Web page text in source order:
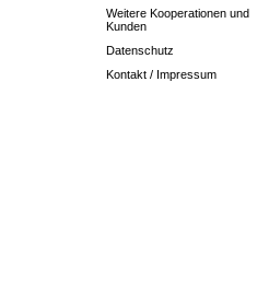
Weitere Kooperationen und
Kunden
Datenschutz
Kontakt / Impressum